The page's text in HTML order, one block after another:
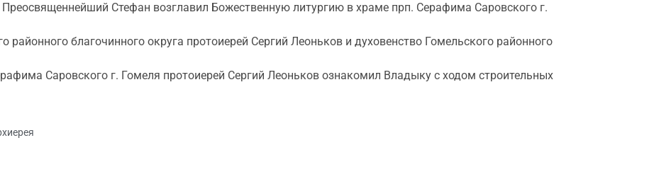
Стефан возглавил Божественную литургию в храме прп. Серафима Саровского г.
благочинного округа протоиерей Сергий Леоньков и духовенство Гомельского районного
Саровского г. Гомеля протоиерей Сергий Леоньков ознакомил Владыку с ходом строительных